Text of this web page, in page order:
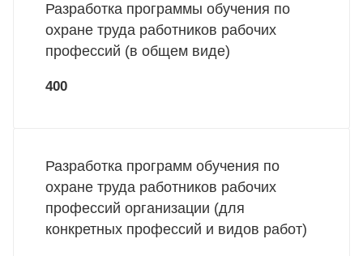
Разработка программы обучения по
охране труда работников рабочих
профессий (в общем виде)
400
Разработка программ обучения по
охране труда работников рабочих
профессий организации (для
конкретных профессий и видов работ)